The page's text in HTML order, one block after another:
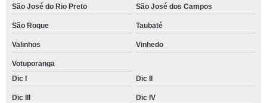
São José do Rio Preto São José dos Campos
São Roque Taubaté
Valinhos Vinhedo
Votuporanga
Dic I
Dic II
Dic III Dic IV